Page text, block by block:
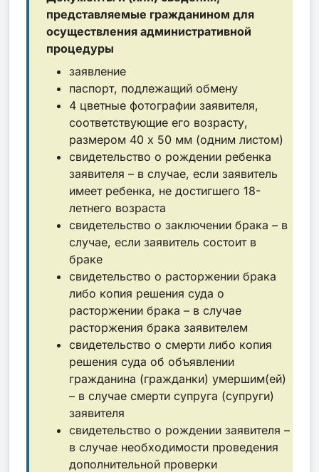
представляемые гражданином для
осуществления административной
процедуры
заявление
паспорт, подлежащий обмену
4 цветные фотографии заявителя,
соответствующие его возрасту,
размером 40 х 50 мм (одним листом)
свидетельство о рождении ребенка
заявителя – в случае, если заявитель
имеет ребенка, не достигшего 18-
летнего возраста
свидетельство о заключении брака – в
случае, если заявитель состоит в
браке
свидетельство о расторжении брака
либо копия решения суда о
расторжении брака – в случае
расторжения брака заявителем
свидетельство о смерти либо копия
решения суда об объявлении
гражданина (гражданки) умершим(ей)
– в случае смерти супруга (супруги)
заявителя
свидетельство о рождении заявителя –
в случае необходимости проведения
дополнительной проверки